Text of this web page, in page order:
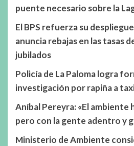
puente necesario sobre la
El BPS refuerza su
anuncia rebajas en las tasas
jubilados
Policía de La Paloma logra
investigación por rapiña a
Aníbal Pereyra: «El ambiente
pero con la gente adentro y
Ministerio de Ambiente